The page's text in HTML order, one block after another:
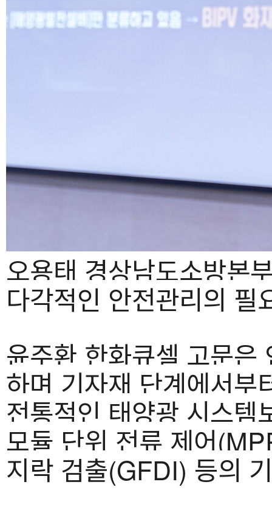
오용태 경상남도소방본
다각적인 안전관리의
윤주환 한화큐셀 고문은
하며 기자재 단계에서부
전통적인 태양광 시스템
모듈 단위 전류 제어
지락 검출(GFDI) 등의